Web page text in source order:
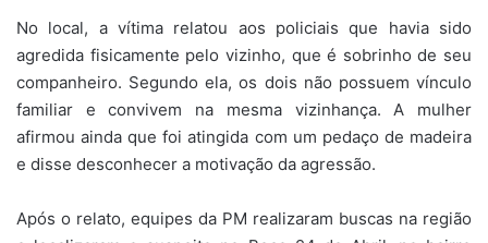
No local, a vítima relatou aos policiais que havia sido
agredida fisicamente pelo vizinho, que é sobrinho de seu
companheiro. Segundo ela, os dois não possuem vínculo
familiar e convivem na mesma vizinhança. A mulher
afirmou ainda que foi atingida com um pedaço de madeira
e disse desconhecer a motivação da agressão.
Após o relato, equipes da PM realizaram buscas na região